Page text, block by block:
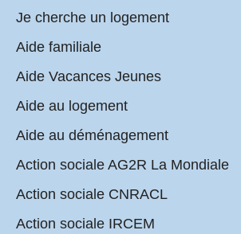
Je cherche un logement
Aide familiale
Aide Vacances Jeunes
Aide au logement
Aide au déménagement
Action sociale AG2R La Mondiale
Action sociale CNRACL
Action sociale IRCEM